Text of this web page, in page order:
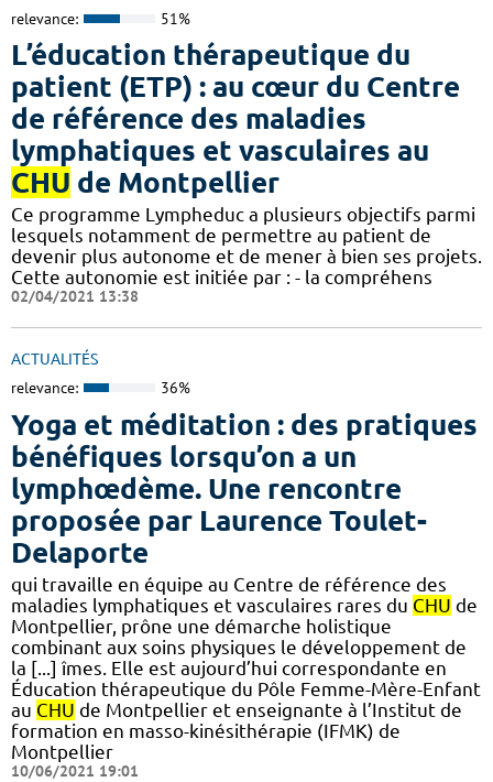
relevance: 51%
L’éducation thérapeutique du
patient (ETP) : au cœur du Centre
de référence des maladies
lymphatiques et vasculaires au
CHU de Montpellier
Ce programme Lympheduc a plusieurs objectifs parmi
lesquels notamment de permettre au patient de
devenir plus autonome et de mener à bien ses projets.
Cette autonomie est initiée par : - la compréhens
02/04/2021 13:38
ACTUALITÉS
relevance: 36%
Yoga et méditation : des pratiques
bénéfiques lorsqu’on a un
lymphœdème. Une rencontre
proposée par Laurence Toulet-
Delaporte
qui travaille en équipe au Centre de référence des
maladies lymphatiques et vasculaires rares du CHU de
Montpellier, prône une démarche holistique
combinant aux soins physiques le développement de
la [...] îmes. Elle est aujourd’hui correspondante en
Éducation thérapeutique du Pôle Femme-Mère-Enfant
au CHU de Montpellier et enseignante à l’Institut de
formation en masso-kinésithérapie (IFMK) de
Montpellier
10/06/2021 19:01